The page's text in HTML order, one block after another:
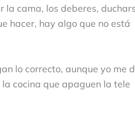
la cama, los deberes,
hacer, hay algo que no está
lo correcto, aunque yo me
cocina que apaguen la tele